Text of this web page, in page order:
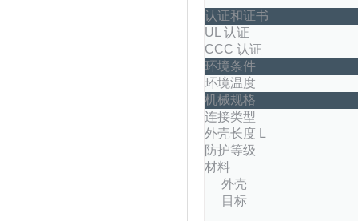
认证和证书
UL 认证
CCC 认证
环境条件
环境温度
机械规格
连接类型
外壳长度 L
防护等级
材料
外壳
目标